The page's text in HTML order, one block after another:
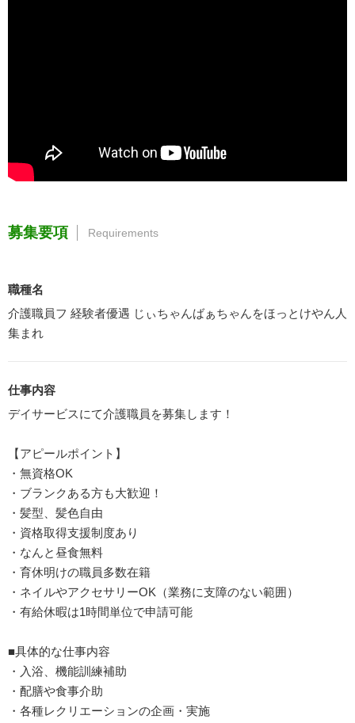
募集要項 Requirements
職種名
介護職員フ 経験者優遇 じぃちゃんばぁちゃんをほっとけやん人
集まれ
仕事内容
デイサービスにて介護職員を募集します！
【アピールポイント】
・無資格OK
・ブランクある方も大歓迎！
・髪型、髪色自由
・資格取得支援制度あり
・なんと昼食無料
・育休明けの職員多数在籍
・ネイルやアクセサリーOK（業務に支障のない範囲）
・有給休暇は1時間単位で申請可能
■具体的な仕事内容
・入浴、機能訓練補助
・配膳や食事介助
・各種レクリエーションの企画・実施